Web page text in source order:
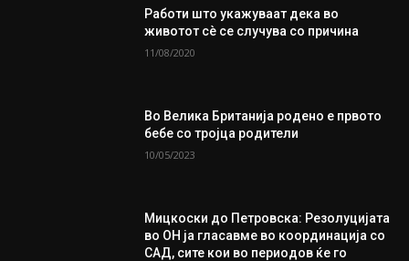
Работи што укажуваат дека во
животот сè се случува со причина
11/08/2020
Во Велика Британија родено е првото
бебе со тројца родители
10/05/2023
Мицкоски до Петровска: Резолуцијата
во ОН ја гласавме во координација со
САД, сите кои во периодов ќе го